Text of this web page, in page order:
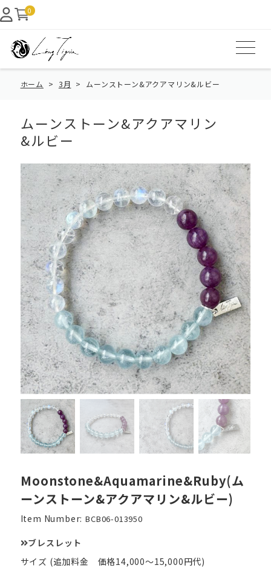
0
ホーム 3月 ムーンストーン&アクアマリン&ルビー
ムーンストーン&アクアマリン
&ルビー
Moonstone&Aquamarine&Ruby(ム
ーンストーン&アクアマリン&ルビー)
Item Number: BCB06-013950
ブレスレット
サイズ (追加料金 価格14,000～15,000円代)